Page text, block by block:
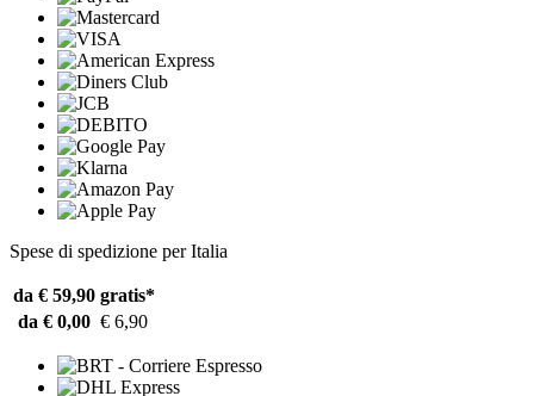
Spese di spedizione per Italia
da € 59,90 gratis*
da € 0,00 € 6,90